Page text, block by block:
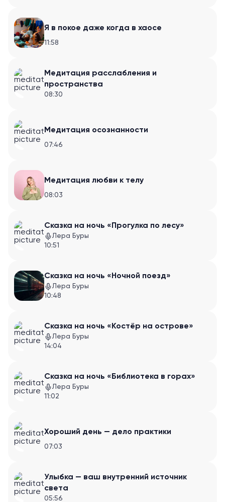
Я в покое даже когда в хаосе
11:58
Медитация расслабления и
пространства
08:30
Медитация осознанности
07:46
Медитация любви к телу
08:03
Сказка на ночь «Прогулка по лесу»
Лера Буры
10:51
Сказка на ночь «Ночной поезд»
Лера Буры
10:48
Сказка на ночь «Костёр на острове»
Лера Буры
14:04
Сказка на ночь «Библиотека в горах»
Лера Буры
11:02
Хороший день — дело практики
07:03
Улыбка — ваш внутренний источник
света
05:56